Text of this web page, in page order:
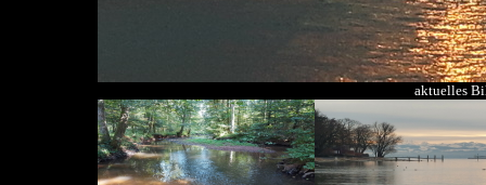
aktuelles